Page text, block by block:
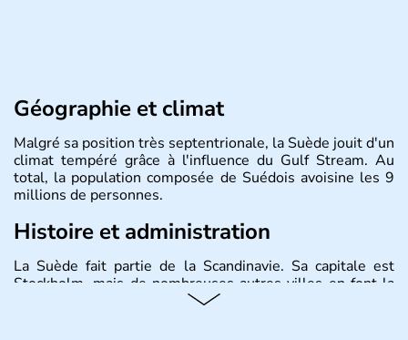
Géographie et climat
Malgré sa position très septentrionale, la Suède jouit d'un
climat tempéré grâce à l'influence du Gulf Stream. Au
total, la population composée de Suédois avoisine les 9
millions de personnes.
Histoire et administration
La Suède fait partie de la Scandinavie. Sa capitale est
Stockholm, mais de nombreuses autres villes en font la
renommée comme Malmö et Göteborg. Elle fait partie de